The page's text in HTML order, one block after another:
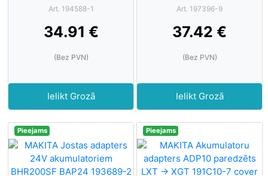
Art. 194588-1
34.91 €
(Bez PVN)
Ielikt Grozā
Art. 197396-9
37.42 €
(Bez PVN)
Ielikt Grozā
Pieejams Pieejams